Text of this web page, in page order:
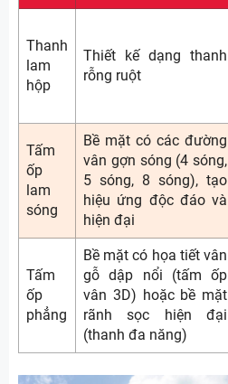
Thanh
lam
hộp
Thiết kế dạng thanh
rỗng ruột
Tấm
ốp
lam
sóng
Bề mặt có các đường
vân gợn sóng (4 sóng,
5 sóng, 8 sóng), tạo
hiệu ứng độc đáo và
hiện đại
Tấm
ốp
phẳng
Bề mặt có họa tiết vân
gỗ dập nổi (tấm ốp
vân 3D) hoặc bề mặt
rãnh sọc hiện đại
(thanh đa năng)